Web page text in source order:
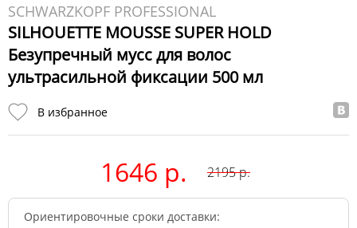
SCHWARZKOPF PROFESSIONAL
SILHOUETTE MOUSSE SUPER HOLD
Безупречный мусс для волос
ультрасильной фиксации 500 мл
В избранное
1646 р. 2195р.
Ориентировочные сроки доставки: